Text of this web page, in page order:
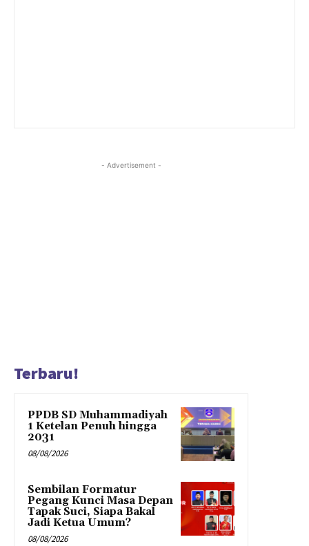
- Advertisement -
Terbaru!
PPDB SD Muhammadiyah
1 Ketelan Penuh hingga
2031
08/08/2026
Sembilan Formatur
Pegang Kunci Masa Depan
Tapak Suci, Siapa Bakal
Jadi Ketua Umum?
08/08/2026